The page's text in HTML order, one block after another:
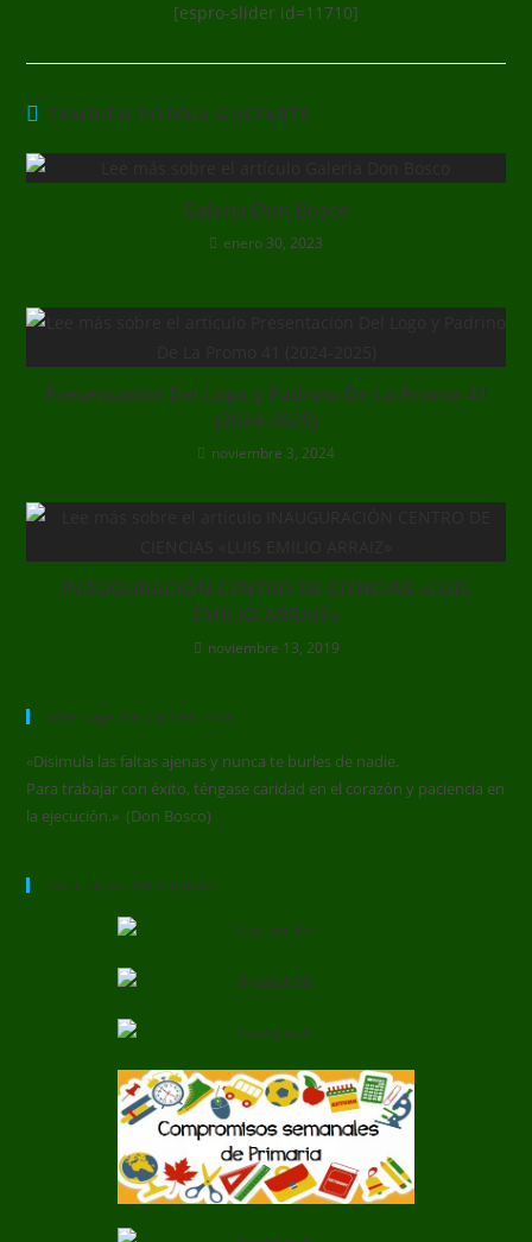
[espro-slider id=11710]
TAMBIÉN PODRÍA GUSTARTE
Galeria Don Bosco
enero 30, 2023
Presentación Del Logo y Padrino De La Promo 41
(2024-2025)
noviembre 3, 2024
INAUGURACIÓN CENTRO DE CIENCIAS «LUIS
EMILIO ARRAIZ»
noviembre 13, 2019
Mensaje De La Semana
«Disimula las faltas ajenas y nunca te burles de nadie.
Para trabajar con éxito, téngase caridad en el corazón y paciencia en
la ejecución.» (Don Bosco)
Secciones De Interés